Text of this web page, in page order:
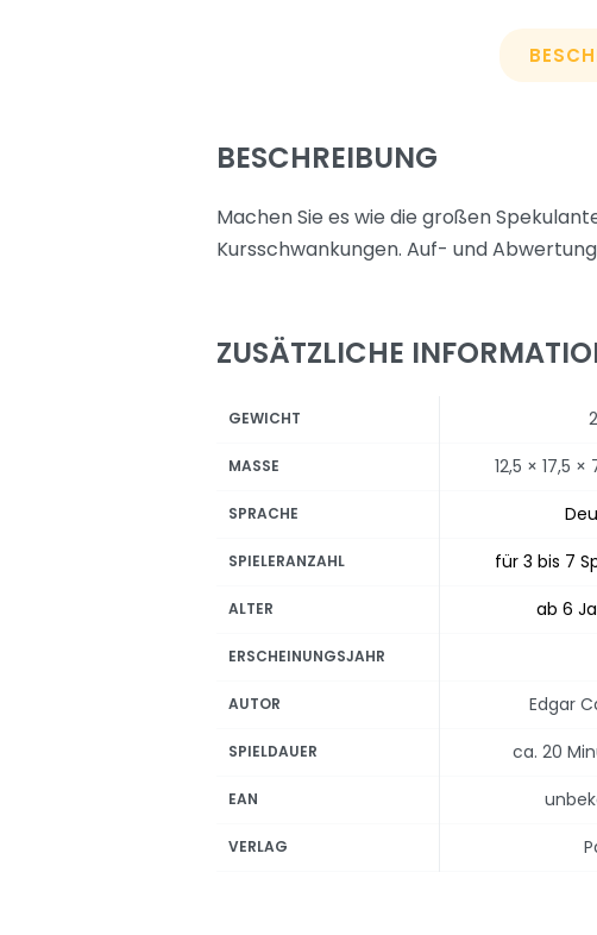
BESCHREIBUNG
Machen Sie es wie die großen
Kursschwankungen. Auf- und
ZUSÄTZLICHE
GEWICHT
MASSE 12,5 × 17,5
SPRACHE
SPIELERANZAHL für 3 bis 7
ALTER ab 6
ERSCHEINUNGSJAHR
AUTOR Edgar
SPIELDAUER ca. 20
EAN
VERLAG